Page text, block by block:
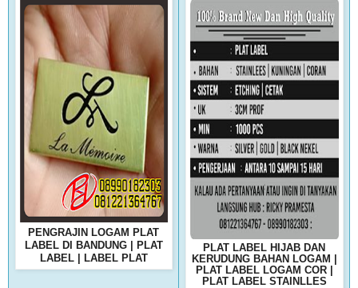
PENGRAJIN LOGAM PLAT
LABEL DI BANDUNG | PLAT
LABEL | LABEL PLAT
PLAT LABEL HIJAB DAN
KERUDUNG BAHAN LOGAM |
PLAT LABEL LOGAM COR |
PLAT LABEL STAINLLES